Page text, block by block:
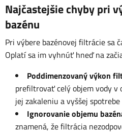
Najčastejšie chyby pri
bazénu
Pri výbere bazénovej filtrácie sa
Oplatí sa im vyhnúť hneď na
Poddimenzovaný výkon
prefiltrovať celý objem vody v
jej zakaleniu a vyššej
Ignorovanie objemu
znamená, že filtrácia